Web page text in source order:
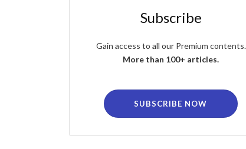
Subscribe
Gain access to all our Premium contents.
More than 100+ articles.
SUBSCRIBE NOW